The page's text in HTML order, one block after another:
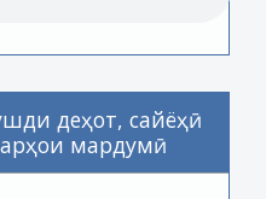
деҳот, сайёҳӣ
мардумӣ